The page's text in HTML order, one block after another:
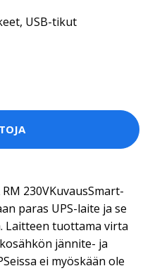
, USB-tikut
RM 230VKuvausSmart-
paras UPS-laite ja se
Laitteen tuottama virta
jännite- ja
ei myöskään ole